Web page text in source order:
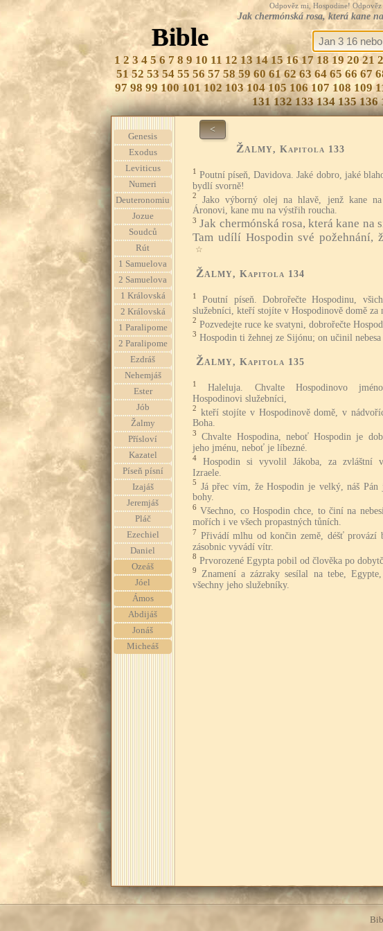
Odpověz mi, Hospodine!
Jak chermónská rosa, která kane
Bible
1 2 3 4 5 6 7 8 9 10 11 12 13 14 15 16 17 18 19 20 21
51 52 53 54 55 56 57 58 59 60 61 62 63 64 65 66 67
97 98 99 100 101 102 103 104 105 106 107 108 109
131 132 133 134 135 136
Genesis
Exodus
Leviticus
Numeri
Deuteronomiu
Jozue
Soudců
Rút
1 Samuelova
2 Samuelova
1 Královská
2 Královská
1 Paralipome
2 Paralipome
Ezdráš
Nehemjáš
Ester
Jób
Žalmy
Přísloví
Kazatel
Píseň písní
Izajáš
Jeremjáš
Pláč
Ezechiel
Daniel
Ozeáš
Jóel
Ámos
Abdijáš
Jonáš
Micheáš
<
Žalmy, Kapitola 133
1 Poutní píseň, Davidova. Jaké dobro, jaké
bydlí svorně!
2
Jako výborný olej na hlavě, jenž kane
Áronovi, kane mu na výstřih roucha.
3 Jak chermónská rosa, která kane na
Tam udílí Hospodin své požehnání,
☆
Žalmy, Kapitola 134
1
Poutní píseň. Dobrořečte Hospodinu,
služebníci, kteří stojíte v Hospodinově domě za
2 Pozvedejte ruce ke svatyni, dobrořečte
3 Hospodin ti žehnej ze Sijónu; on učinil
Žalmy, Kapitola 135
1
Haleluja. Chvalte Hospodinovo
Hospodinovi služebníci,
2 kteří stojíte v Hospodinově domě, v
Boha.
3
Chvalte Hospodina, neboť Hospodin je
jeho jménu, neboť je líbezné.
4
Hospodin si vyvolil Jákoba, za zvláštní
Izraele.
5 Já přec vím, že Hospodin je velký, náš Pán
bohy.
6 Všechno, co Hospodin chce, to činí na
mořích i ve všech propastných tůních.
7 Přivádí mlhu od končin země, déšť provází
zásobnic vyvádí vítr.
8 Prvorozené Egypta pobil od člověka po
9
Znamení a zázraky sesílal na tebe,
všechny jeho služebníky.